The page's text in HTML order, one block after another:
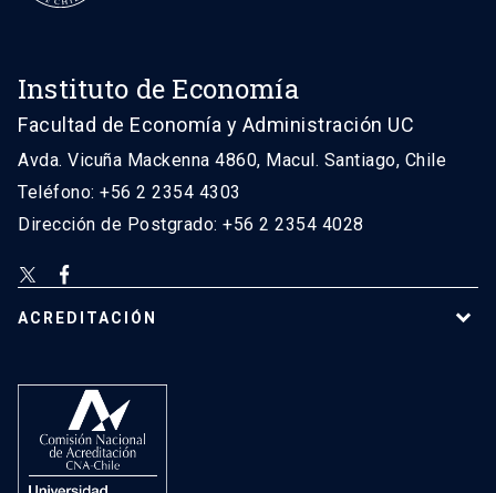
Instituto de Economía
Facultad de Economía y Administración UC
Avda. Vicuña Mackenna 4860, Macul. Santiago, Chile
Teléfono: +56 2 2354 4303
Dirección de Postgrado: +56 2 2354 4028
ACREDITACIÓN